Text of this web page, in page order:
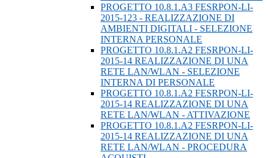
PROGETTO 10.8.1.A3 FESRPON-LI-
2015-123 - REALIZZAZIONE DI
AMBIENTI DIGITALI - SELEZIONE
INTERNA PERSONALE
PROGETTO 10.8.1.A2 FESRPON-LI-
2015-14 REALIZZAZIONE DI UNA
RETE LAN/WLAN - SELEZIONE
INTERNA DI PERSONALE
PROGETTO 10.8.1.A2 FESRPON-LI-
2015-14 REALIZZAZIONE DI UNA
RETE LAN/WLAN - ATTIVAZIONE
PROGETTO 10.8.1.A2 FESRPON-LI-
2015-14 REALIZZAZIONE DI UNA
RETE LAN/WLAN - PROCEDURA